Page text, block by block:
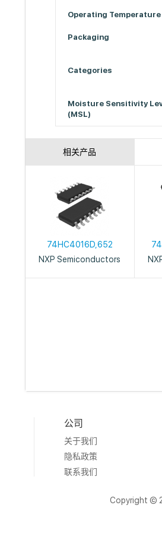
Operating Temperature
Packaging
Categories
Moisture Sensitivity
(MSL)
相关产品
74HC4016D,652
NXP Semiconductors
公司
关于我们
隐私政策
联系我们
Copyright ©